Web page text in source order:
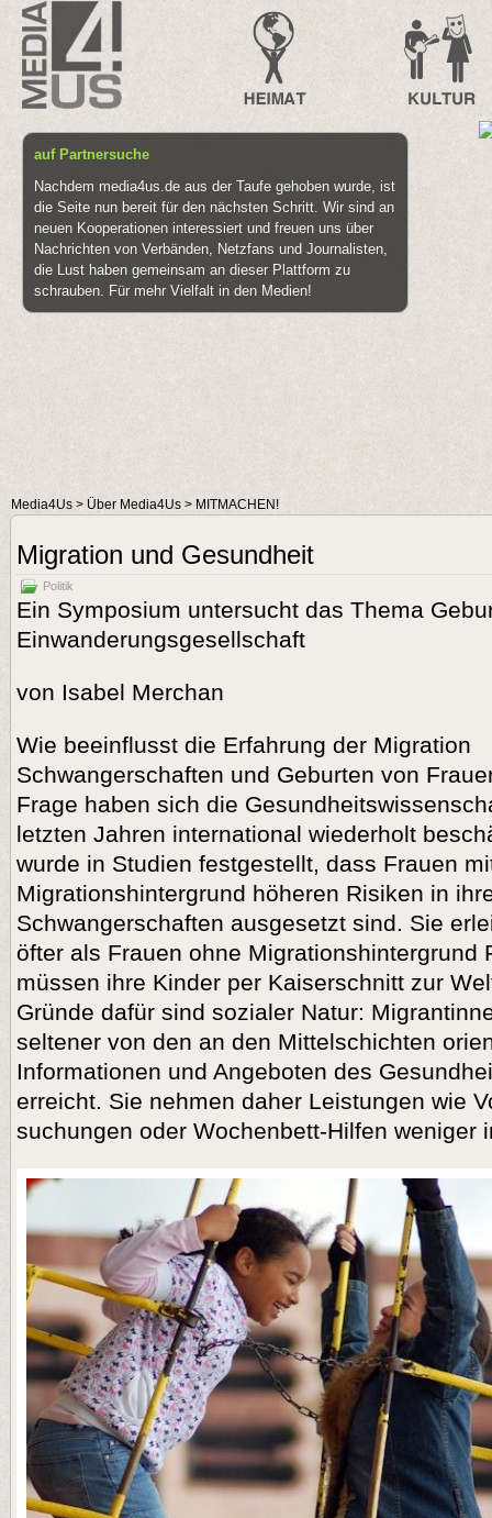
auf Partnersuche
Nachdem media4us.de aus der Taufe gehoben wurde, ist
die Seite nun bereit für den nächsten Schritt. Wir sind an
neuen Kooperationen interessiert und freuen uns über
Nachrichten von Verbänden, Netzfans und Journalisten,
die Lust haben gemeinsam an dieser Plattform zu
schrauben. Für mehr Vielfalt in den Medien!
Media4Us > Über Media4Us > MITMACHEN!
Migration und Gesundheit
Politik
Ein Symposium untersucht das Thema
Einwanderungs­ge­sell­schaft
von Isabel Merchan
Wie beeinflusst die Erfahrung der Migration
Schwangerschaften und Geburten von
Frage haben sich die
letzten Jahren international wiederholt
wurde in Studien festgestellt, dass Frauen
Migrationshintergrund höheren Risiken in
Schwangerschaften ausgesetzt sind. Sie
öfter als Frauen ohne Migrationshintergrund
müssen ihre Kinder per Kaiserschnitt zur
Gründe dafür sind sozialer Natur:
seltener von den an den Mittelschichten
Informationen und Angeboten des
erreicht. Sie nehmen daher Leistungen wie
suchungen oder Wochenbett-Hilfen weniger